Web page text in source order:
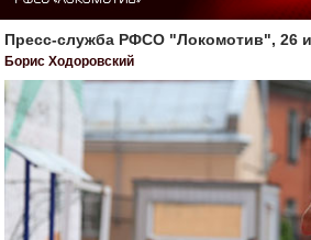
Пресс-служба РФСО "Локомотив", 26
Борис Ходоровский